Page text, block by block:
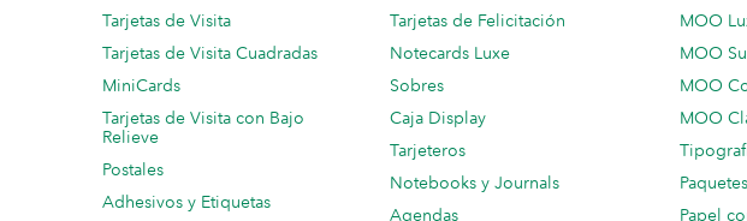
Tarjetas de Visita
Tarjetas de Visita Cuadradas
MiniCards
Tarjetas de Visita con Bajo
Relieve
Postales
Adhesivos y Etiquetas
Tarjetas de Felicitación
Notecards Luxe
Sobres
Caja Display
Tarjeteros
Notebooks y Journals
Agendas
MOO
MOO
MOO
MOO
Papel